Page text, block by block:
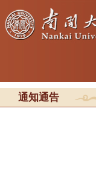
通知通告